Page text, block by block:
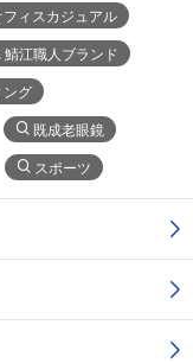
フィスカジュアル
鯖江職人ブランド
ング
既成老眼鏡
スポーツ